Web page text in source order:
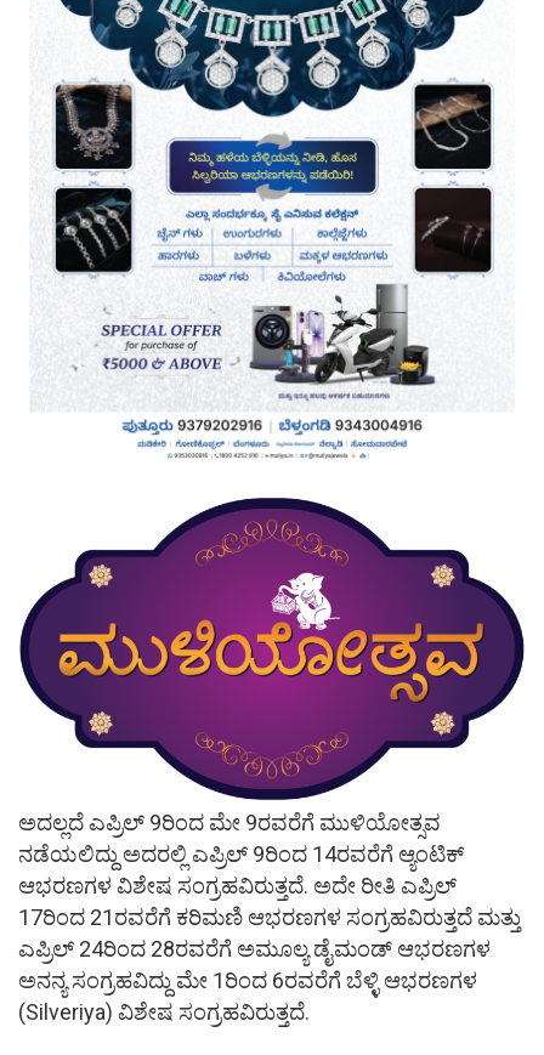
ಅದಲ್ಲದೆ ಎಪ್ರಿಲ್ 9ರಿಂದ ಮೇ 9ರವರೆಗೆ ಮುಳಿಯೋತ್ಸವ
ನಡೆಯಲಿದ್ದು ಅದರಲ್ಲಿ ಎಪ್ರಿಲ್ 9ರಿಂದ 14ರವರೆಗೆ ಆ್ಯಂಟಿಕ್
ಆಭರಣಗಳ ವಿಶೇಷ ಸಂಗ್ರಹವಿರುತ್ತದೆ. ಅದೇ ರೀತಿ ಎಪ್ರಿಲ್
17ರಿಂದ 21ರವರೆಗೆ ಕರಿಮಣಿ ಆಭರಣಗಳ ಸಂಗ್ರಹವಿರುತ್ತದೆ ಮತ್ತು
ಎಪ್ರಿಲ್ 24ರಿಂದ 28ರವರೆಗೆ ಅಮೂಲ್ಯ ಡೈಮಂಡ್ ಆಭರಣಗಳ
ಅನನ್ಯ ಸಂಗ್ರಹವಿದ್ದು ಮೇ 1ರಿಂದ 6ರವರೆಗೆ ಬೆಳ್ಳಿ ಆಭರಣಗಳ
(Silveriya) ವಿಶೇಷ ಸಂಗ್ರಹವಿರುತ್ತದೆ.